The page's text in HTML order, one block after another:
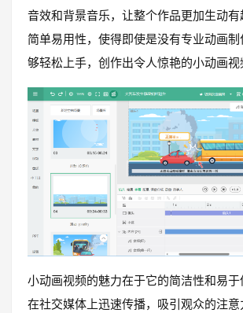
音效和背景音乐，让整个作品更加生动
简单易用性，使得即使是没有专业动画
够轻松上手，创作出令人惊艳的小动画视
小动画视频的魅力在于它的简洁性和易
在社交媒体上迅速传播，吸引观众的注